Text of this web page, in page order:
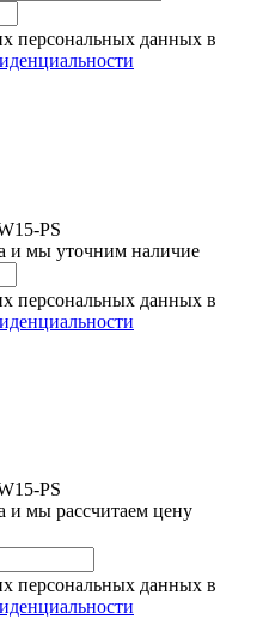
персональных данных в
PS
и мы уточним наличие
персональных данных в
PS
и мы рассчитаем цену
персональных данных в